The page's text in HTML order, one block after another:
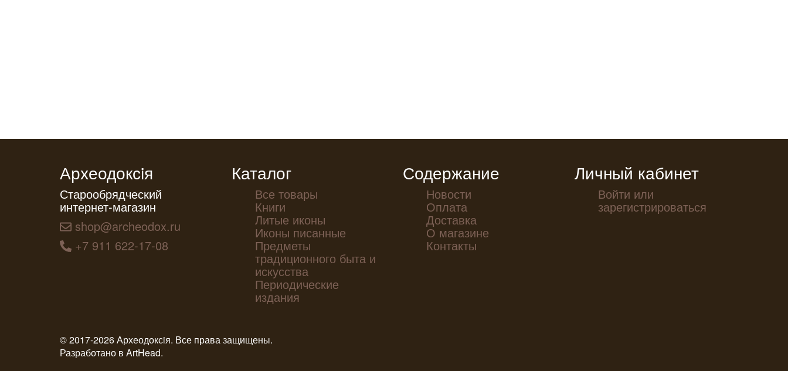
Археодоксiя
Старообрядческий
интернет-магазин
shop@archeodox.ru
+7 911 622-17-08
Каталог
Все товары
Книги
Литые иконы
Иконы писанные
Предметы
традиционного быта и
искусства
Периодические
издания
Содержание
Новости
Оплата
Доставка
О магазине
Контакты
Личный кабинет
Войти или
зарегистрироваться
© 2017-2026 Археодоксiя. Все права защищены.
Разработано в ArtHead.